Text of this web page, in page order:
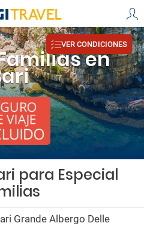
en
VER CONDICIONES
para Especial
Grande Albergo Delle